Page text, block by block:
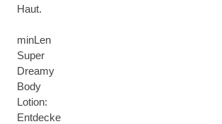
Haut.
minLen
Super
Dreamy
Body
Lotion:
Entdecke